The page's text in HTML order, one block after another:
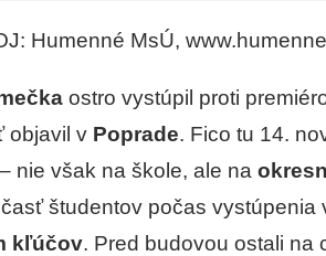
Humenné MsÚ,
ostro vystúpil proti
objavil v Poprade. Fico tu 14.
nie však na škole, ale na
študentov počas
kľúčov. Pred budovou ostali na